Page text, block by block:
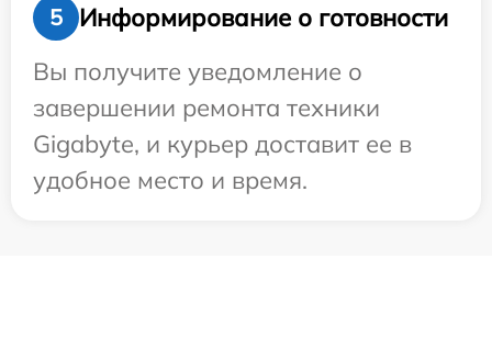
5
Информирование о готовности
Вы получите уведомление о
завершении ремонта техники
Gigabyte, и курьер доставит ее в
удобное место и время.